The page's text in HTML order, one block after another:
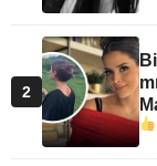
2